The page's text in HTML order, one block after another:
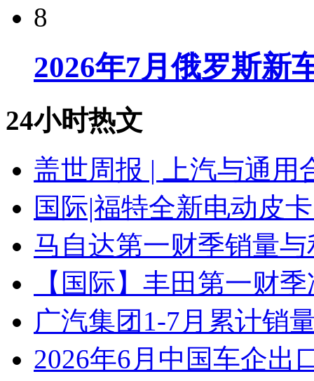
8
2026年7月俄罗斯新
24小时热文
盖世周报 | 上汽与通用
国际|福特全新电动皮
马自达第一财季销量
【国际】丰田第一财
广汽集团1-7月累计销
2026年6月中国车企出